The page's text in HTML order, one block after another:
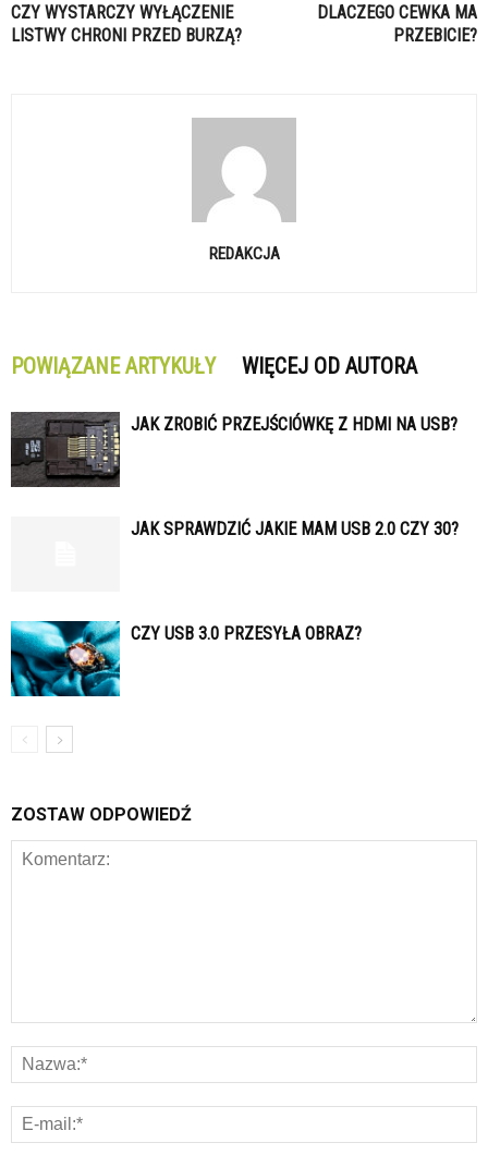
CZY WYSTARCZY WYŁĄCZENIE
LISTWY CHRONI PRZED BURZĄ?
DLACZEGO CEWKA MA
PRZEBICIE?
REDAKCJA
POWIĄZANE ARTYKUŁY WIĘCEJ OD AUTORA
JAK ZROBIĆ PRZEJŚCIÓWKĘ Z HDMI NA USB?
JAK SPRAWDZIĆ JAKIE MAM USB 2.0 CZY 30?
CZY USB 3.0 PRZESYŁA OBRAZ?
ZOSTAW ODPOWIEDŹ